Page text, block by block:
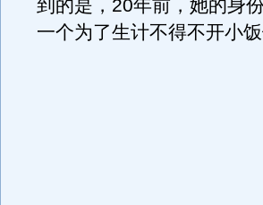
到的是，20年前，她的身
一个为了生计不得不开小饭